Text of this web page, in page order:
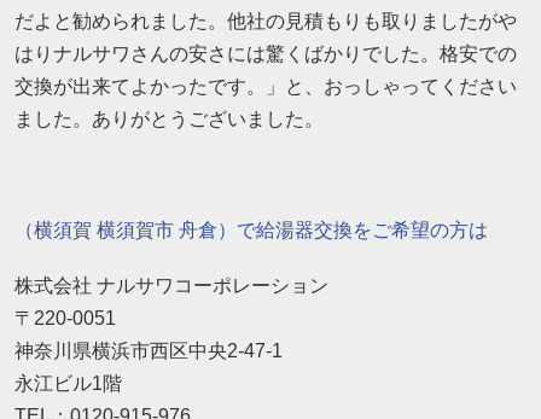
だよと勧められました。他社の見積もりも取りましたがや
はりナルサワさんの安さには驚くばかりでした。格安での
交換が出来てよかったです。」と、おっしゃってください
ました。ありがとうございました。
（横須賀 横須賀市 舟倉）で給湯器交換をご希望の方は
株式会社 ナルサワコーポレーション
〒220-0051
神奈川県横浜市西区中央2-47-1
永江ビル1階